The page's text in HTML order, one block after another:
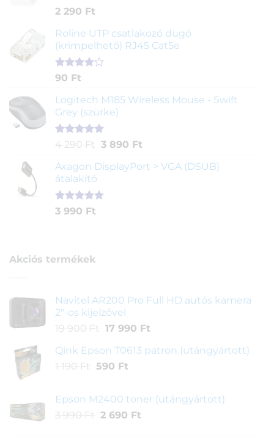
Értékelés
ből,
2
értékelés
alapján
2 290 Ft
Roline UTP csatlakozó dugó
(krimpelhető) RJ45 Cat5e
Értékelés
5-ből,
2
értékelés
alapján
90 Ft
Logitech M185 Wireless Mouse - Swift
Grey (szürke)
Értékelés
ből,
1
értékelés
alapján
4 290 Ft Original
was:
290 Ft.
3 890 FtCurrent
is:
Axagon DisplayPort > VGA (DSUB)
átalakító
Értékelés
1
3 990 Ft
Akciós termékek
Navitel AR200 Pro Full HD autós kamera
2"-os kijelzővel
19 900 Ft
Original
was:
19
17 990 FtCurrent
is:
Qink Epson T0613 patron (utángyártott)
1 190 Ft
Original
1
190 Ft.
590 FtCurrent
590 Ft.
Epson M2400 toner (utángyártott)
3 990 Ft
Original
2 690 FtCurrent